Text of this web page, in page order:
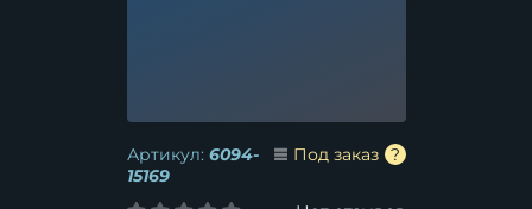
Артикул: 6094-
15169
Под заказ